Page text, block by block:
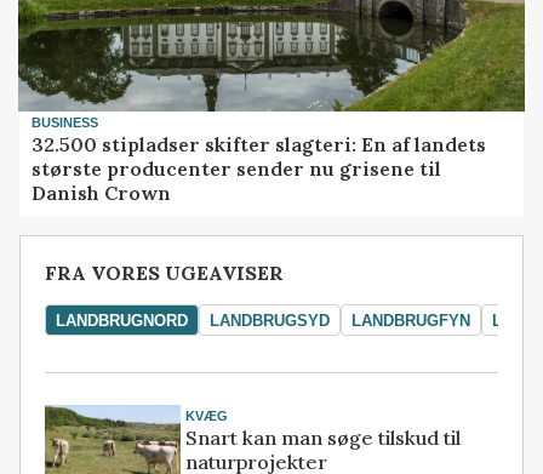
BUSINESS
32.500 stipladser skifter slagteri: En af landets
største producenter sender nu grisene til
Danish Crown
FRA VORES UGEAVISER
LANDBRUGNORD LANDBRUGSYD LANDBRUGFYN
KVÆG
Snart kan man søge tilskud til
naturprojekter